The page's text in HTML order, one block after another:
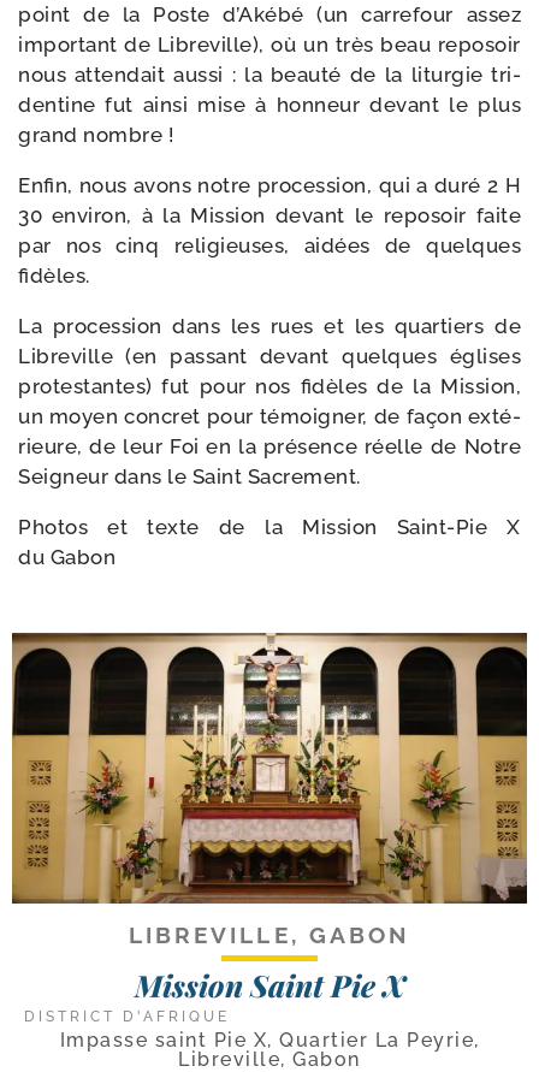
point de la Poste d’Akébé (un car­re­four assez
impor­tant de Libreville), où un très beau repo­soir
nous atten­dait aus­si : la beau­té de la litur­gie tri­
den­tine fut ain­si mise à hon­neur devant le plus
grand nombre !
Enfin, nous avons notre pro­ces­sion, qui a duré 2 H
30 envi­ron, à la Mission devant le repo­soir faite
par nos cinq reli­gieuses, aidées de quelques
fidèles.
La pro­ces­sion dans les rues et les quar­tiers de
Libreville (en pas­sant devant quelques églises
pro­tes­tantes) fut pour nos fidèles de la Mission,
un moyen concret pour témoi­gner, de façon exté­
rieure, de leur Foi en la pré­sence réelle de Notre
Seigneur dans le Saint Sacrement.
Photos et texte de la Mission Saint-​Pie X
du Gabon
LIBREVILLE, GABON
Mission Saint Pie X
DISTRICT D'AFRIQUE
Impasse saint Pie X, Quartier La Peyrie,
Libreville, Gabon